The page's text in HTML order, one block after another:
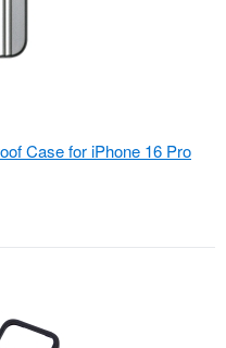
Case for iPhone 16 Pro